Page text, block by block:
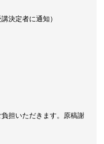
決定者に通知）
担いただきます。
原稿謝